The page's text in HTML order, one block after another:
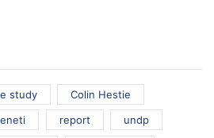
study Colin Hestie
report undp